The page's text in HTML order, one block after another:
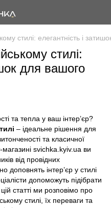
стилі: елегантність і
стилі:
для вашого
та тепла у ваш інтер’єр?
– ідеальне рішення для
та класичної
svichka.kyiv.ua ви
від провідних
доповнять інтер’єр у стилі
допоможуть підібрати
статті ми розповімо про
стилі, їх переваги та